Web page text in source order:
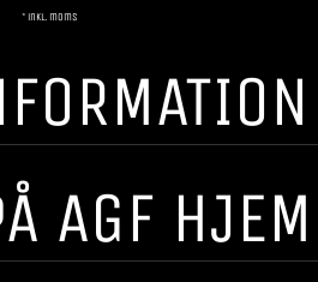
* inkl. moms
AGF